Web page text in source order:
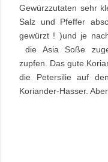
Gewürzzutaten sehr
Salz und Pfeffer
gewürzt ! )und je
die Asia Soße
zupfen. Das gute
die Petersilie auf
Koriander-Hasser.